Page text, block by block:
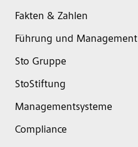
Fakten & Zahlen
Führung und Management
Sto Gruppe
StoStiftung
Managementsysteme
Compliance